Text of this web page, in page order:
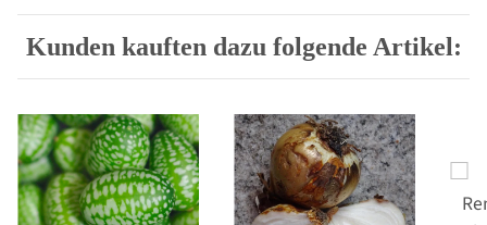
Kunden kauften dazu folgende Artikel: